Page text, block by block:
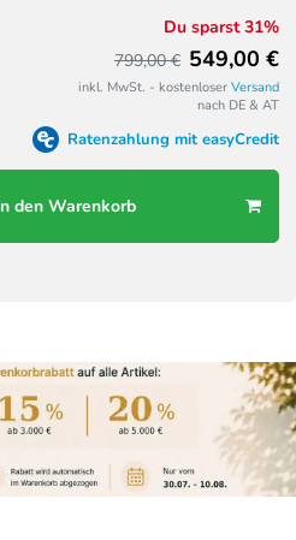
Du sparst 31%
799,00 € 549,00 €
inkl. MwSt. - kostenloser Versand
nach DE & AT
Ratenzahlung mit easyCredit
den Warenkorb